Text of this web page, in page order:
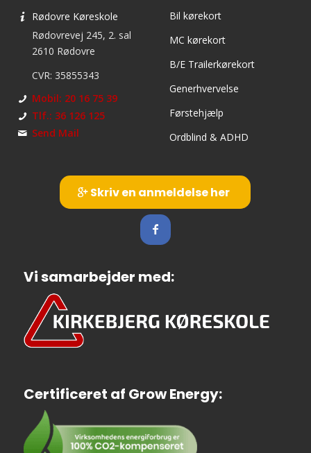
Rødovre Køreskole
Rødovrevej 245, 2. sal
2610 Rødovre
CVR: 35855343
Mobil: 20 16 75 39
Tlf.: 36 126 125
Send Mail
Bil kørekort
MC kørekort
B/E Trailerkørekort
Generhvervelse
Førstehjælp
Ordblind & ADHD
Skriv en anmeldelse her
Vi samarbejder med:
Certificeret af Grow Energy: